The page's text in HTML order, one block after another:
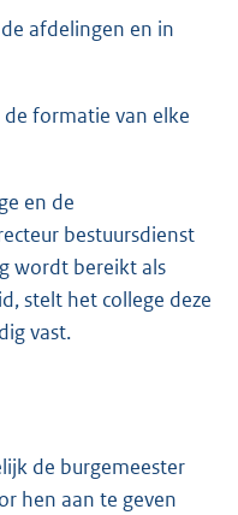
afdelingen en in
formatie van elke
en de
bestuursdienst
wordt bereikt als
stelt het college deze
vast.
de burgemeester
hen aan te geven